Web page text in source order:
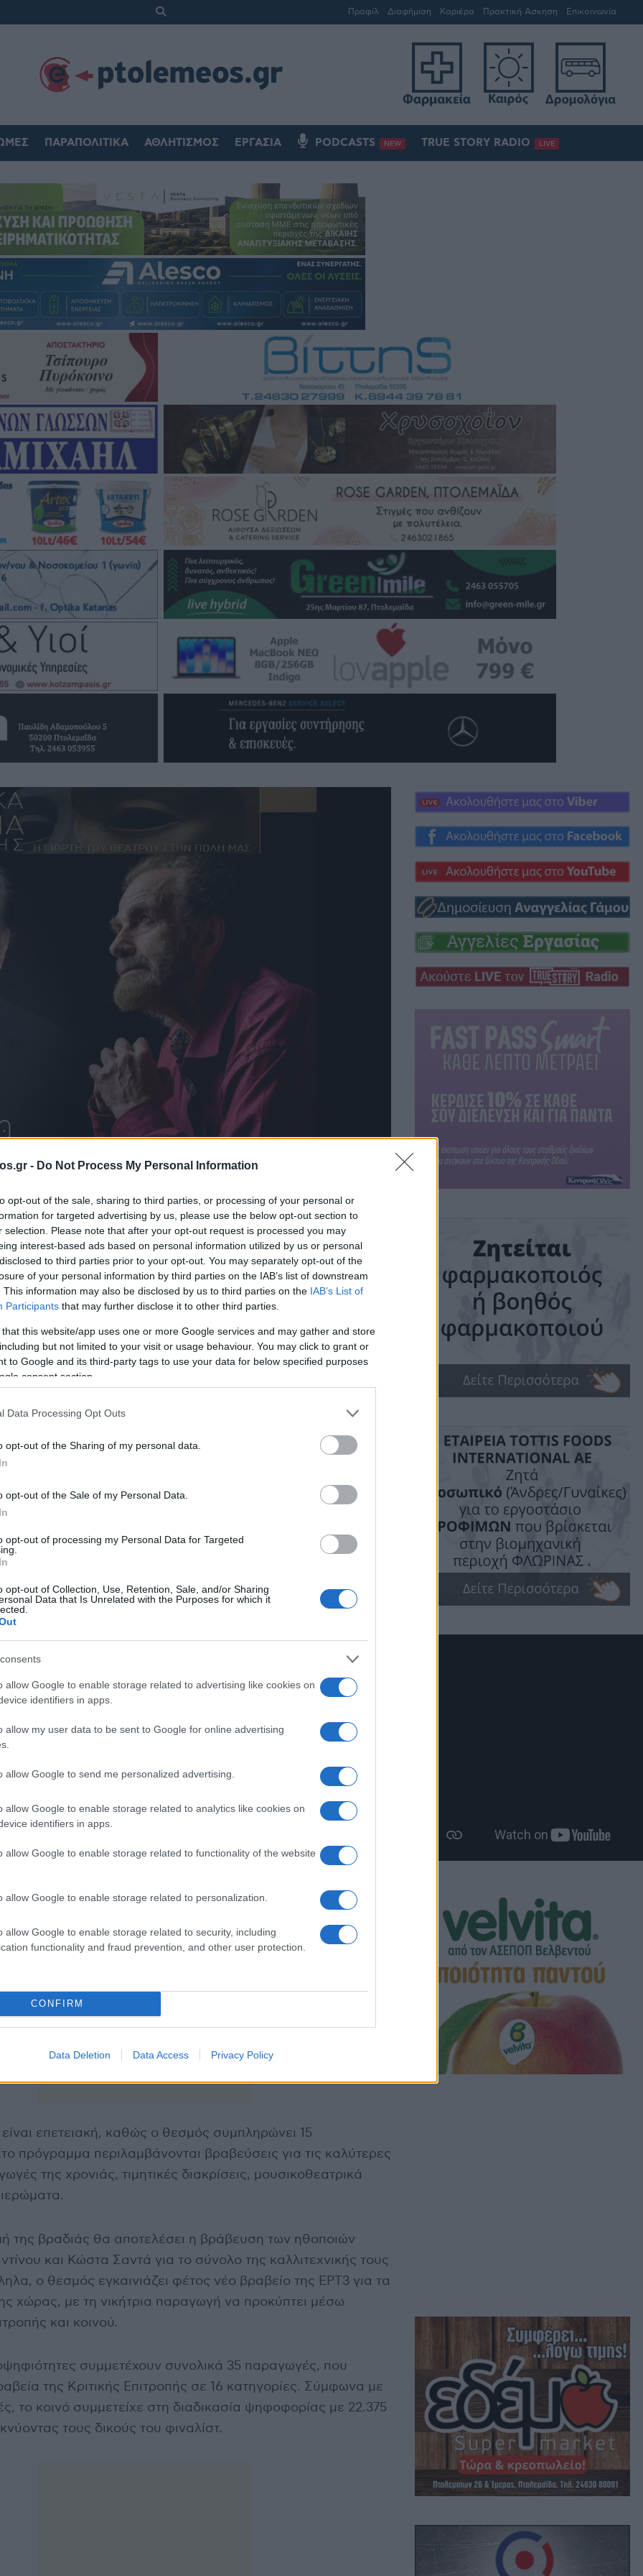
- Do Not Process My Personal Information
opt-out of the sale, sharing to third parties, or processing of your personal or
for targeted advertising by us, please use the below opt-out section to
selection. Please note that after your opt-out request is processed you may
interest-based ads based on personal information utilized by us or personal
to third parties prior to your opt-out. You may separately opt-out of the
of your personal information by third parties on the IAB’s list of downstream
This information may also be disclosed by us to third parties on the IAB’s List of
Participants that may further disclose it to other third parties.
that this website/app uses one or more Google services and may gather and store
but not limited to your visit or usage behaviour. You may click to grant or
to Google and its third-party tags to use your data for below specified purposes
consent section.
Data Processing Opt Outs
opt-out of the Sharing of my personal data.
opt-out of the Sale of my Personal Data.
opt-out of processing my Personal Data for Targeted
opt-out of Collection, Use, Retention, Sale, and/or Sharing
Data that Is Unrelated with the Purposes for which it
allow Google to enable storage related to advertising like cookies on
identifiers in apps.
allow my user data to be sent to Google for online advertising
allow Google to send me personalized advertising.
allow Google to enable storage related to analytics like cookies on
identifiers in apps.
allow Google to enable storage related to functionality of the website
allow Google to enable storage related to personalization.
allow Google to enable storage related to security, including
functionality and fraud prevention, and other user protection.
CONFIRM
Data Deletion Data Access Privacy Policy
Προφίλ Διαφήμιση Καριέρα Πρακτική Άσκηση Επικοινωνία
ΠΑΡΑΠΟΛΙΤΙΚΆ ΑΘΛΗΤΙΣΜΌΣ ΕΡΓΑΣΊΑ PODCASTS NEW TRUE STORY RADIO LIVE
Τέσσερις
15α Θεατρικά
και μάθετε πρώτοι όλες τις ειδήσεις!
υποψηφιότητες συμμετέχει το
Θέατρο Κοζάνης στα 15α
Θεσσαλονίκης, τα οποία θα
τη Δευτέρα 25 Μαΐου 2026,
στο Δημοτικό Θέατρο Καλαμαριάς
με ελεύθερη είσοδο για το
«Ο Επιθεωρητής» του Ν. Γκόγκολ, σε σκηνοθεσία Γιώργου
του Ανδρέα Φλουράκη, σε σκηνοθεσία Ρουμπίνης
Λιπτόλ» του Γιώργου Σιούτη, σε σκηνοθεσία Γιάννη Σιούτη
και «Το Φορτηγό της Ποίησης», με ποιήματα Ελλήνων
Στέλιου Χλιαρά.
επετειακή, καθώς ο θεσμός συμπληρώνει 15
πρόγραμμα περιλαμβάνονται βραβεύσεις για τις καλύτερες
της χρονιάς, τιμητικές διακρίσεις, μουσικοθεατρικά
της βραδιάς θα αποτελέσει η βράβευση των ηθοποιών
και Κώστα Σαντά για το σύνολο της καλλιτεχνικής τους
ο θεσμός εγκαινιάζει φέτος νέο βραβείο της ΕΡΤ3 για τα
χώρας, με τη νικήτρια παραγωγή να προκύπτει μέσω
και κοινού.
συμμετέχουν συνολικά 35 παραγωγές, που
της Κριτικής Επιτροπής σε 16 κατηγορίες. Σύμφωνα με
το κοινό συμμετείχε στη διαδικασία ψηφοφορίας με 22.375
τους δικούς του φιναλίστ.